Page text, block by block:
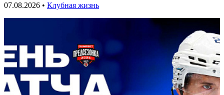
07.08.2026 • Клубная жизнь